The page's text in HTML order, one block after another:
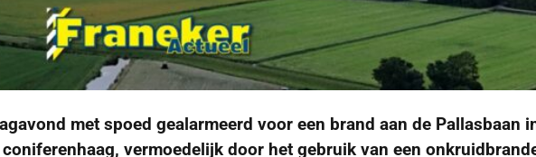
met spoed gealarmeerd voor een brand aan de Pallasbaan
vermoedelijk door het gebruik van een